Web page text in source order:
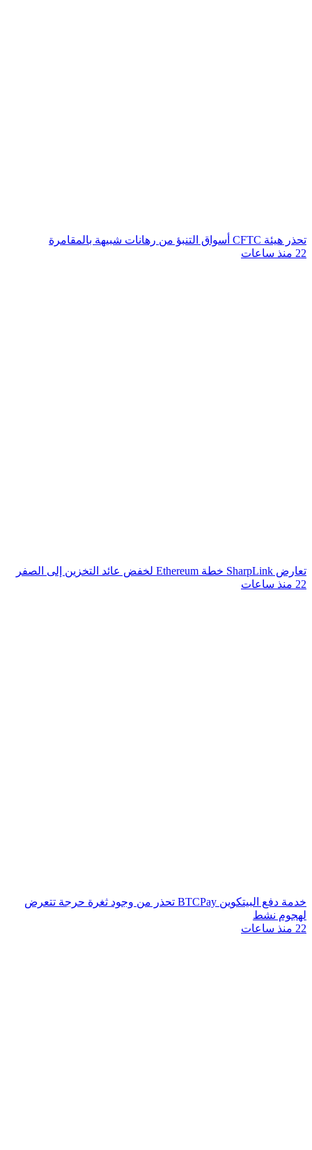
تحذر هيئة CFTC أسواق التنبؤ من رهانات شبيهة بالمقامرة
22 منذ ساعات
تعارض SharpLink خطة Ethereum لخفض عائد التخزين إلى الصفر
22 منذ ساعات
خدمة دفع البيتكوين BTCPay تحذر من وجود ثغرة حرجة تتعرض
لهجوم نشط
22 منذ ساعات